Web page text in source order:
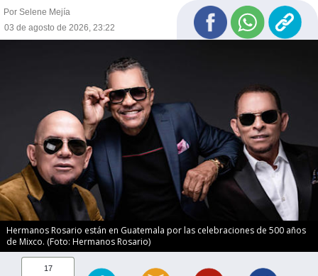
Por Selene Mejía
03 de agosto de 2026, 23:22
Hermanos Rosario están en Guatemala por las celebraciones de 500 años
de Mixco. (Foto: Hermanos Rosario)
17